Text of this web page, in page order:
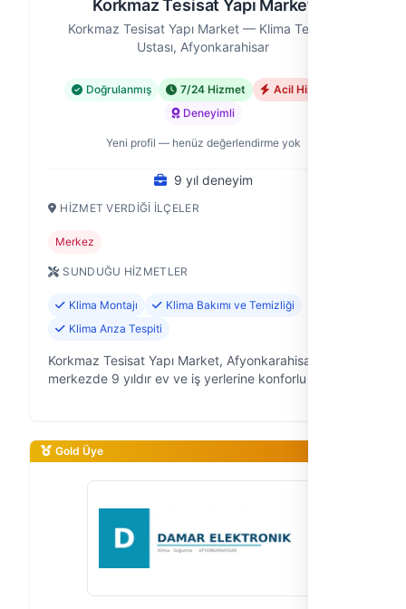
Korkmaz Tesisat Yapı Market
Korkmaz Tesisat Yapı Market — Klima Tesisatı
Ustası, Afyonkarahisar
Doğrulanmış 7/24 Hizmet
Acil Hizmet
Deneyimli
Yeni profil — henüz değerlendirme yok
9 yıl deneyim
HIZMET VERDIĞI İLÇELER
Merkez
SUNDUĞU HIZMETLER
Klima Montajı
Klima Bakımı ve Temizliği
Klima Arıza Tespiti
Korkmaz Tesisat Yapı Market, Afyonkarahisar
merkezde 9 yıldır ev ve iş yerlerine konforlu bir
Gold Üye